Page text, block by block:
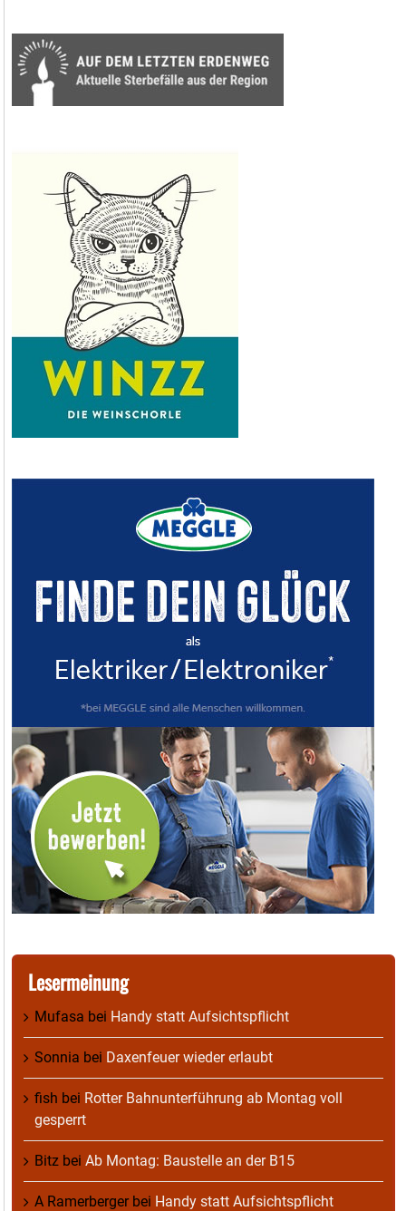
Lesermeinung
Mufasa bei Handy statt Aufsichtspflicht
Sonnia bei Daxenfeuer wieder erlaubt
fish bei Rotter Bahnunterführung ab Montag voll
gesperrt
Bitz bei Ab Montag: Baustelle an der B15
A Ramerbergerbei Handy statt Aufsichtspflicht